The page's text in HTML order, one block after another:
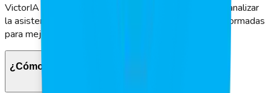
VictorIA genera reportes avanzados que te permiten analizar
la asistencia, detectar patrones y tomar decisiones informadas
para mejorar la productividad.
¿Cómo se configuran las alertas en VictorIA?